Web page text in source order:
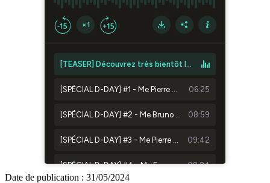
Date de publication : 31/05/2024